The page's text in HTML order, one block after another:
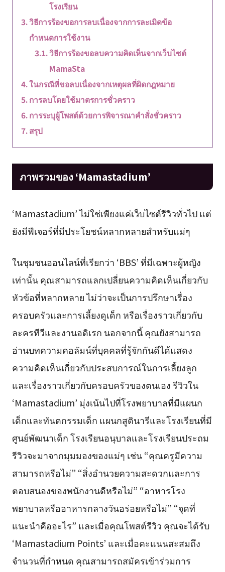
โรงเรียน
วิธีการร้องขอการลบเนื่องจากการละเมิดข้อ
กำหนดการใช้งาน
วิธีการร้องขอลบความคิดเห็นจากเว็บไซต์
MamaSta
ในกรณีที่ขอลบเนื่องจากเหตุผลที่ผิดกฎหมาย
การลบโดยใช้มาตรการชั่วคราว
การระบุผู้โพสต์ด้วยการพิจารณาคำสั่งชั่วคราว
สรุป
ภาพรวมของ ‘Mamastadium’
‘Mamastadium’ ไม่ใช่เพียงแค่เว็บไซต์รีวิวทั่วไป แต่
ยังมีฟีเจอร์ที่มีประโยชน์หลากหลายสำหรับแม่ๆ
ในชุมชนออนไลน์ที่เรียกว่า ‘BBS’ ที่มีเฉพาะผู้หญิง
เท่านั้น คุณสามารถแลกเปลี่ยนความคิดเห็นเกี่ยวกับ
หัวข้อที่หลากหลาย ไม่ว่าจะเป็นการปรึกษาเรื่อง
ครอบครัวและการเลี้ยงดูเด็ก หรือเรื่องราวเกี่ยวกับ
ละครทีวีและงานอดิเรก นอกจากนี้ คุณยังสามารถ
อ่านบทความคอลัมน์ที่บุคคลที่รู้จักกันดีได้แสดง
ความคิดเห็นเกี่ยวกับประสบการณ์ในการเลี้ยงลูก
และเรื่องราวเกี่ยวกับครอบครัวของตนเอง รีวิวใน
‘Mamastadium’ มุ่งเน้นไปที่โรงพยาบาลที่มีแผนก
เด็กและทันตกรรมเด็ก แผนกสูตินารีและโรงเรียนที่มี
ศูนย์พัฒนาเด็ก โรงเรียนอนุบาลและโรงเรียนประถม
รีวิวจะมาจากมุมมองของแม่ๆ เช่น “คุณครูมีความ
สามารถหรือไม่” “สิ่งอำนวยความสะดวกและการ
ตอบสนองของพนักงานดีหรือไม่” “อาหารโรง
พยาบาลหรืออาหารกลางวันอร่อยหรือไม่” “จุดที่
แนะนำคืออะไร” และเมื่อคุณโพสต์รีวิว คุณจะได้รับ
‘Mamastadium Points’ และเมื่อคะแนนสะสมถึง
จำนวนที่กำหนด คุณสามารถสมัครเข้าร่วมการ